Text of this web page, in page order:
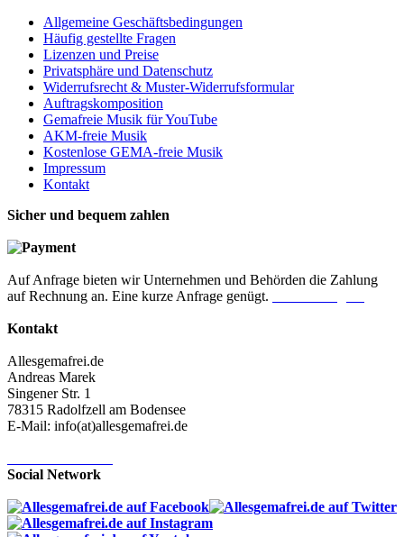
Allgemeine Geschäftsbedingungen
Häufig gestellte Fragen
Lizenzen und Preise
Privatsphäre und Datenschutz
Widerrufsrecht & Muster-Widerrufsformular
Auftragskomposition
Gemafreie Musik für YouTube
AKM-freie Musik
Kostenlose GEMA-freie Musik
Impressum
Kontakt
Sicher und bequem zahlen
Auf Anfrage bieten wir Unternehmen und Behörden die Zahlung
auf Rechnung an. Eine kurze Anfrage genügt.
Kontakt
Allesgemafrei.de
Andreas Marek
Singener Str. 1
78315 Radolfzell am Bodensee
E-Mail: info(at)allesgemafrei.de
Social Network